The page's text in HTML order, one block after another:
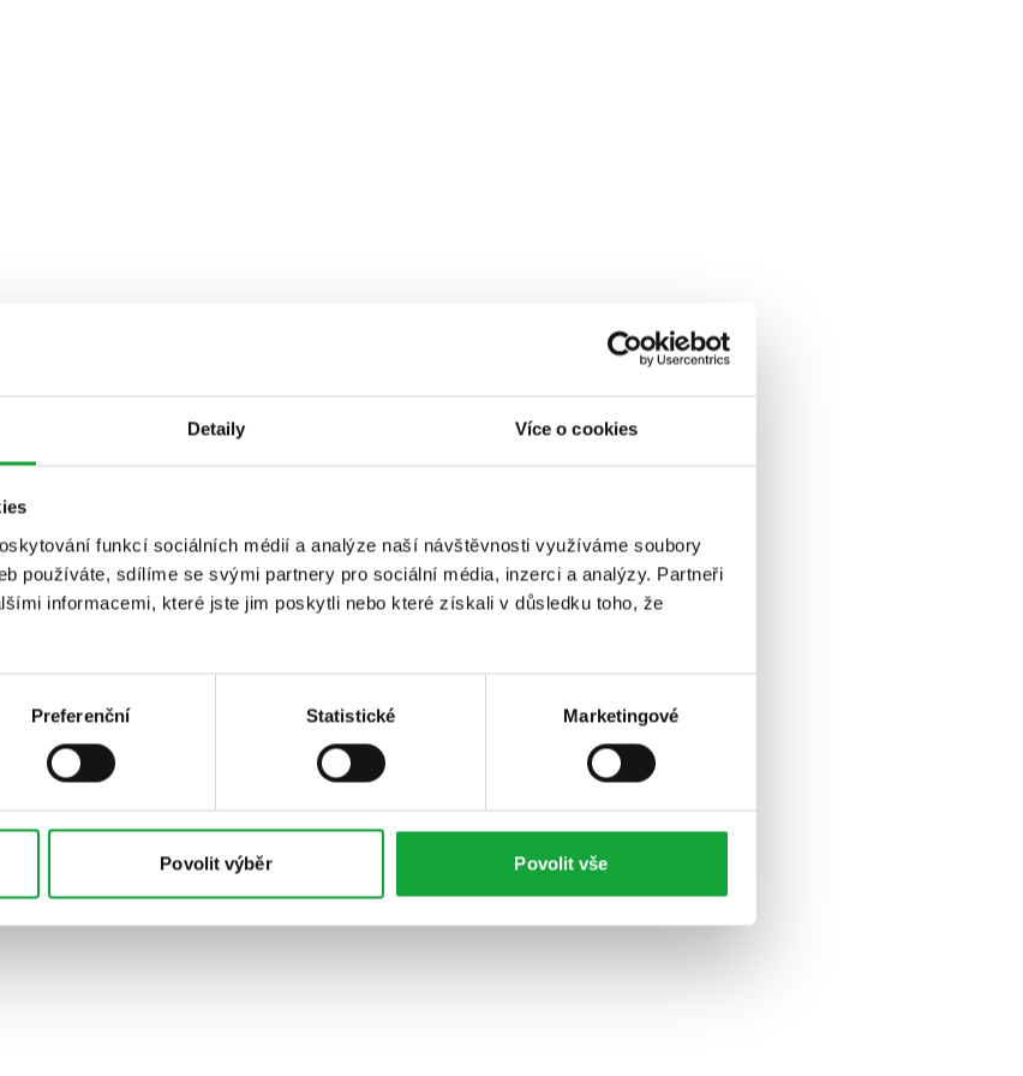
Detaily Více o cookies
funkcí sociálních médií a analýze naší návštěvnosti využíváme soubory
používáte, sdílíme se svými partnery pro sociální média, inzerci a analýzy. Partneři
informacemi, které jste jim poskytli nebo které získali v důsledku toho, že
Preferenční Statistické Marketingové
Povolit výběr Povolit vše